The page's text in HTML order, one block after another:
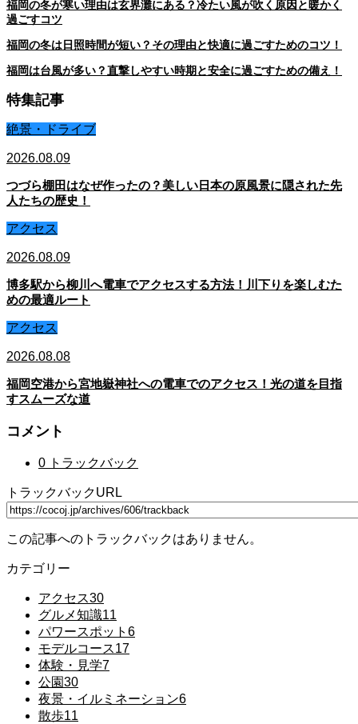
福岡の冬が寒い理由は玄界灘にある？冷たい風が吹く原因と暖かく
過ごすコツ
福岡の冬は日照時間が短い？その理由と快適に過ごすためのコツ！
福岡は台風が多い？直撃しやすい時期と安全に過ごすための備え！
特集記事
絶景・ドライブ
2026.08.09
つづら棚田はなぜ作ったの？美しい日本の原風景に隠された先
人たちの歴史！
アクセス
2026.08.09
博多駅から柳川へ電車でアクセスする方法！川下りを楽しむた
めの最適ルート
アクセス
2026.08.08
福岡空港から宮地嶽神社への電車でのアクセス！光の道を目指
すスムーズな道
コメント
0 トラックバック
トラックバックURL
この記事へのトラックバックはありません。
カテゴリー
アクセス30
グルメ知識11
パワースポット 6
モデルコース17
体験・見学7
公園30
夜景・イルミネーション6
散歩11